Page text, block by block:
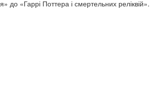
до «Гаррі Поттера і смертельних реліквій».